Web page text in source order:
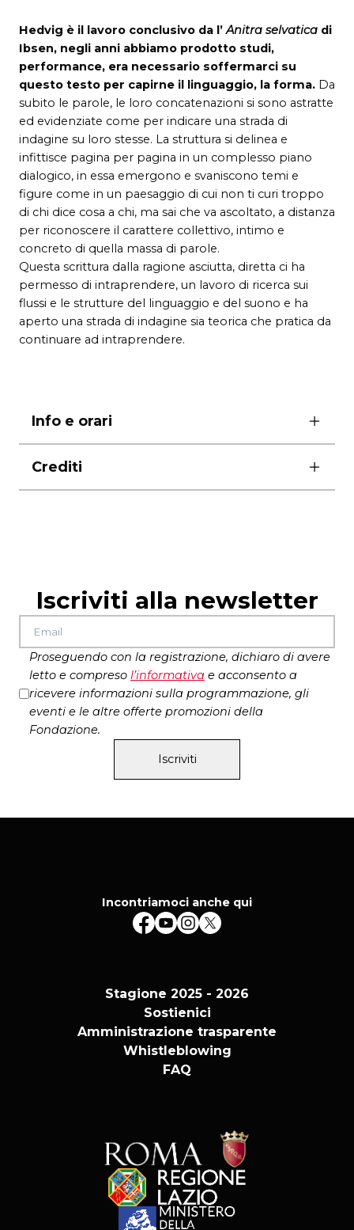
Hedvig è il lavoro conclusivo da l’Anitra selvatica di
Ibsen, negli anni abbiamo prodotto studi,
performance, era necessario soffermarci su
questo testo per capirne il linguaggio, la forma. Da
subito le parole, le loro concatenazioni si sono astratte
ed evidenziate come per indicare una strada di
indagine su loro stesse. La struttura si delinea e
infittisce pagina per pagina in un complesso piano
dialogico, in essa emergono e svaniscono temi e
figure come in un paesaggio di cui non ti curi troppo
di chi dice cosa a chi, ma sai che va ascoltato, a distanza
per riconoscere il carattere collettivo, intimo e
concreto di quella massa di parole.
Questa scrittura dalla ragione asciutta, diretta ci ha
permesso di intraprendere, un lavoro di ricerca sui
flussi e le strutture del linguaggio e del suono e ha
aperto una strada di indagine sia teorica che pratica da
continuare ad intraprendere.
Info e orari
ore 20.00
lunedì riposo
durata 60′
Crediti
produzione Fondazione Fabbrica Europa per le
arti contemporanee
Iscriviti alla newsletter
Proseguendo con la registrazione, dichiaro di avere
letto e compreso l’informativa e acconsento a
ricevere informazioni sulla programmazione, gli
eventi e le altre offerte promozioni della
Fondazione.
Iscriviti
Incontriamoci anche qui
Stagione 2025 - 2026
Sostienici
Amministrazione trasparente
Whistleblowing
FAQ